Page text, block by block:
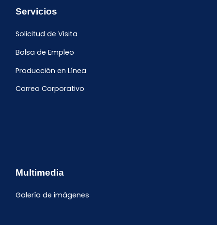
Servicios
Solicitud de Visita
Bolsa de Empleo
Producción en Línea
Correo Corporativo
Multimedia
Galería de imágenes